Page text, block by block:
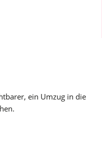
ein Umzug in die